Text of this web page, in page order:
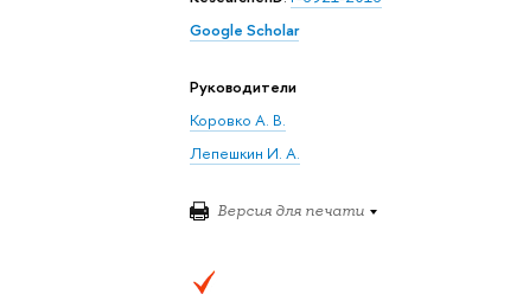
Google Scholar
Руководители
Коровко А. В.
Лепешкин И. А.
Версия для печати